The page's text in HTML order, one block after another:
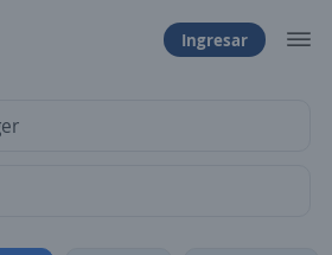
Ingresar